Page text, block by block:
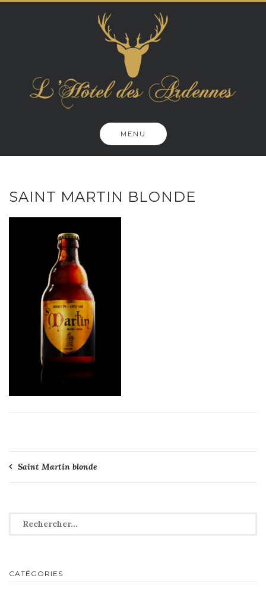
MENU
SAINT MARTIN BLONDE
Navigation
Saint Martin blonde
Rechercher :
CATÉGORIES